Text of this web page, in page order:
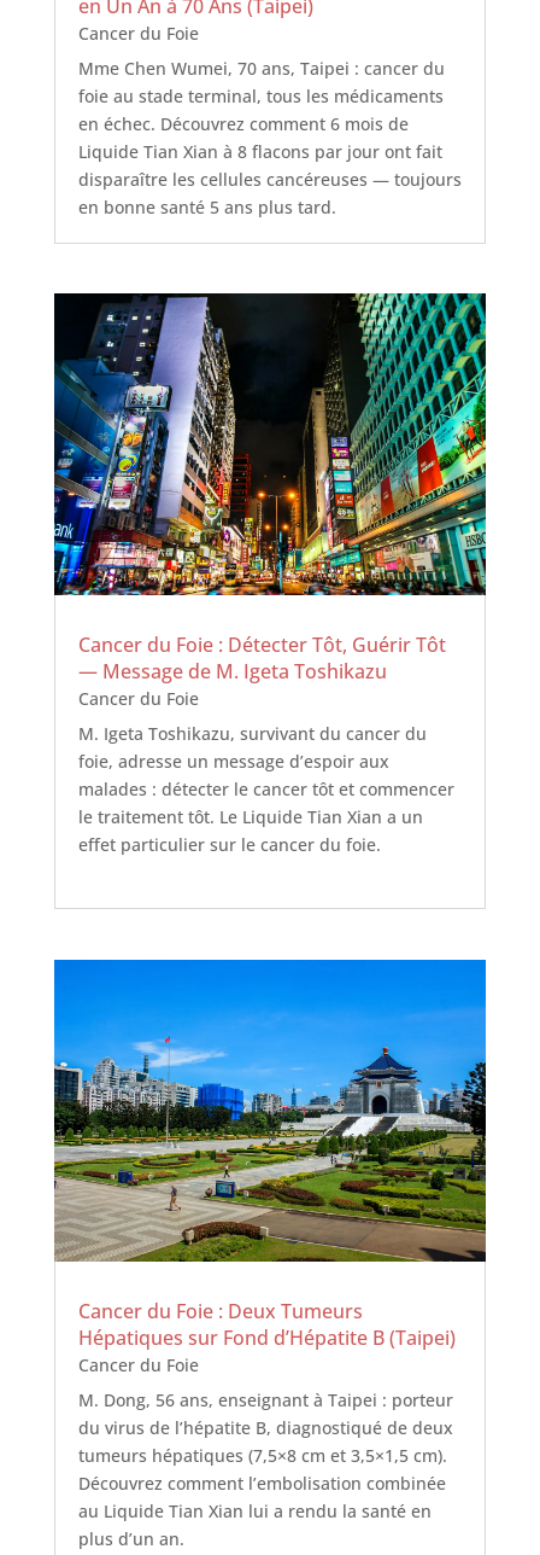
en Un An à 70 Ans (Taipei)
Cancer du Foie
Mme Chen Wumei, 70 ans, Taipei : cancer du
foie au stade terminal, tous les médicaments
en échec. Découvrez comment 6 mois de
Liquide Tian Xian à 8 flacons par jour ont fait
disparaître les cellules cancéreuses — toujours
en bonne santé 5 ans plus tard.
Cancer du Foie : Détecter Tôt, Guérir Tôt
— Message de M. Igeta Toshikazu
Cancer du Foie
M. Igeta Toshikazu, survivant du cancer du
foie, adresse un message d’espoir aux
malades : détecter le cancer tôt et commencer
le traitement tôt. Le Liquide Tian Xian a un
effet particulier sur le cancer du foie.
Cancer du Foie : Deux Tumeurs
Hépatiques sur Fond d’Hépatite B (Taipei)
Cancer du Foie
M. Dong, 56 ans, enseignant à Taipei : porteur
du virus de l’hépatite B, diagnostiqué de deux
tumeurs hépatiques (7,5×8 cm et 3,5×1,5 cm).
Découvrez comment l’embolisation combinée
au Liquide Tian Xian lui a rendu la santé en
plus d’un an.